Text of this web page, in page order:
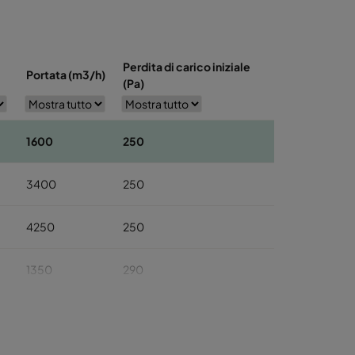
Portata (m3/h)
Perdita di carico iniziale
(Pa)
1600 250
3400 250
4250 250
1350 290